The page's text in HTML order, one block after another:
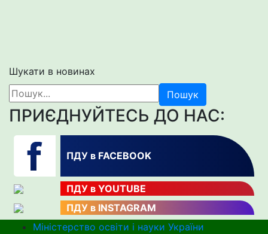
Шукати в новинах
Пошук
ПРИЄДНУЙТЕСЬ ДО НАС:
ПДУ в FACEBOOK
ПДУ в YOUTUBE
ПДУ в INSTAGRAM
Міністерство освіти і науки України